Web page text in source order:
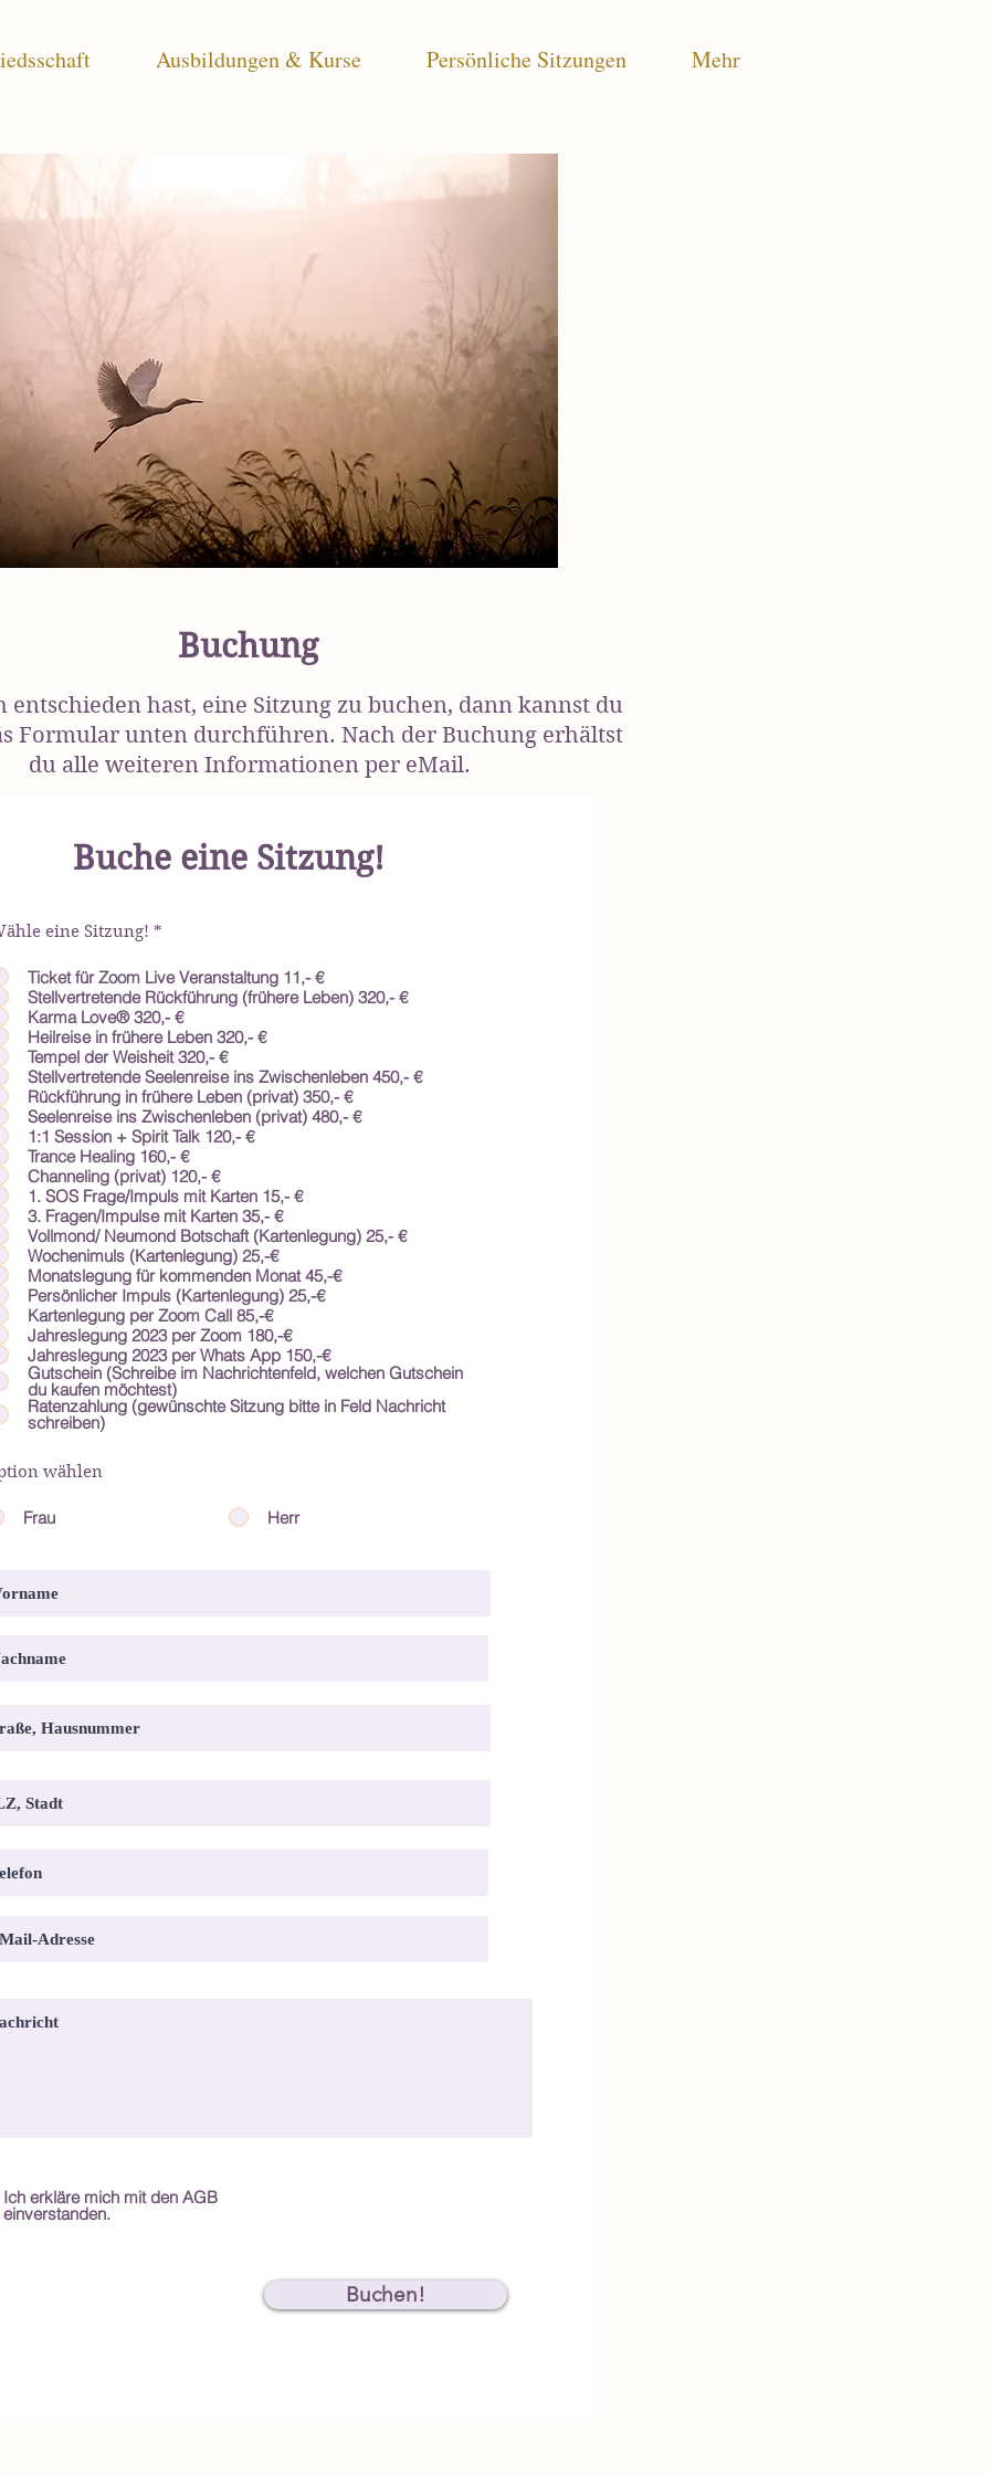
Ausbildungen & Kurse Persönliche Sitzungen Mehr
Buchung
entschieden hast, eine Sitzung zu buchen, dann kannst du
Formular unten durchführen. Nach der Buchung erhältst
du alle weiteren Informationen per eMail.
Buche eine Sitzung!
eine Sitzung! *
Ticket für Zoom Live Veranstaltung 11,- €
Stellvertretende Rückführung (frühere Leben) 320,- €
Karma Love® 320,- €
Heilreise in frühere Leben 320,- €
Tempel der Weisheit 320,- €
Stellvertretende Seelenreise ins Zwischenleben 450,- €
Rückführung in frühere Leben (privat) 350,- €
Seelenreise ins Zwischenleben (privat) 480,- €
1:1 Session + Spirit Talk 120,- €
Trance Healing 160,- €
Channeling (privat) 120,- €
1. SOS Frage/Impuls mit Karten 15,- €
3. Fragen/Impulse mit Karten 35,- €
Vollmond/ Neumond Botschaft (Kartenlegung) 25,- €
Wochenimuls (Kartenlegung) 25,-€
Monatslegung für kommenden Monat 45,-€
Persönlicher Impuls (Kartenlegung) 25,-€
Kartenlegung per Zoom Call 85,-€
Jahreslegung 2023 per Zoom 180,-€
Jahreslegung 2023 per Whats App 150,-€
Gutschein (Schreibe im Nachrichtenfeld, welchen Gutschein
du kaufen möchtest)
Ratenzahlung (gewünschte Sitzung bitte in Feld Nachricht
schreiben)
wählen
Frau Herr
Ich erkläre mich mit den AGB
einverstanden.
Buchen!